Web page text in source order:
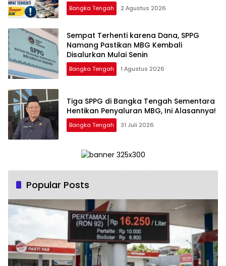
Bangka Tengah 2 Agustus 2026
‎Sempat Terhenti karena Dana, SPPG
Namang Pastikan MBG Kembali
Disalurkan Mulai Senin
Bangka Tengah 1 Agustus 2026
‎Tiga SPPG di Bangka Tengah Sementara
Bangka Tengah 31 Juli 2026
Popular Posts